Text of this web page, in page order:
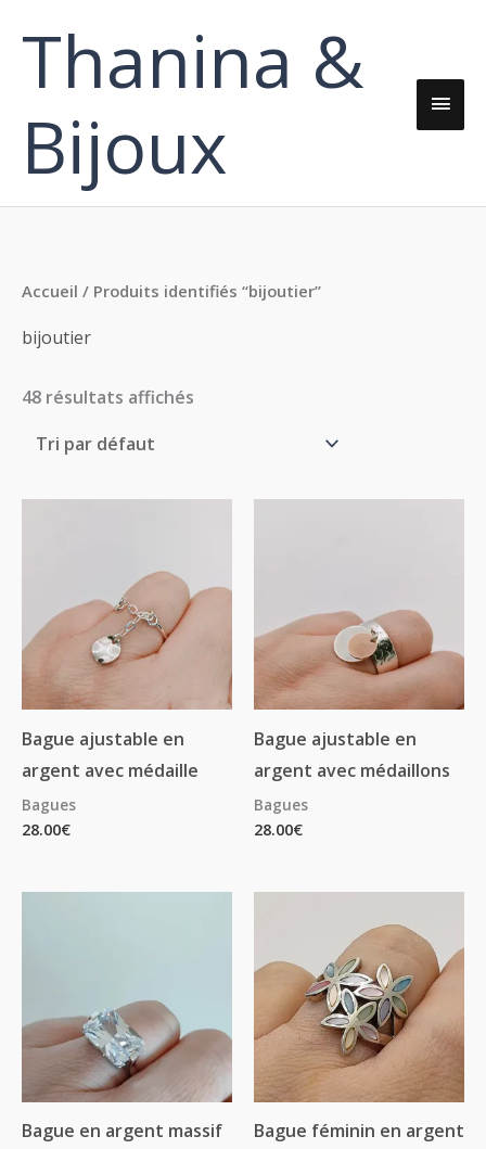
Thanina &
Bijoux
Accueil / Produits identifiés “bijoutier”
bijoutier
48 résultats affichés
Bague ajustable en
argent avec médaille
Bagues
28.00€
Bague ajustable en
argent avec médaillons
Bagues
28.00€
Bague en argent massif
Bague féminin en argent